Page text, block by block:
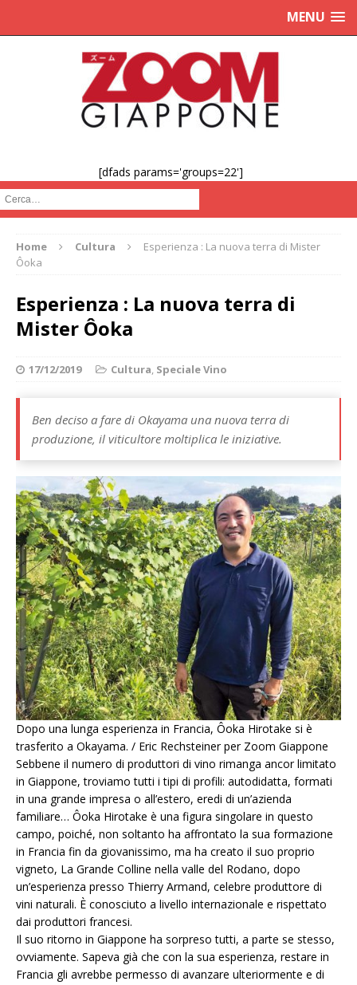
MENU
[dfads params='groups=22']
Cerca :
Home Cultura
Esperienza : La nuova terra di Mister
Ôoka
Esperienza : La nuova terra di
Mister Ôoka
17/12/2019 Cultura, Speciale Vino
Ben deciso a fare di Okayama una nuova terra di
produzione, il viticultore moltiplica le iniziative.
Dopo una lunga esperienza in Francia, Ôoka Hirotake si è
trasferito a Okayama. / Eric Rechsteiner per Zoom Giappone
Sebbene il numero di produttori di vino rimanga ancor limitato
in Giappone, troviamo tutti i tipi di profili: autodidatta, formati
in una grande impresa o all’estero, eredi di un’azienda
familiare… Ôoka Hirotake è una figura singolare in questo
campo, poiché, non soltanto ha affrontato la sua formazione
in Francia fin da giovanissimo, ma ha creato il suo proprio
vigneto, La Grande Colline nella valle del Rodano, dopo
un’esperienza presso Thierry Armand, celebre produttore di
vini naturali. È conosciuto a livello internazionale e rispettato
dai produttori francesi.
Il suo ritorno in Giappone ha sorpreso tutti, a parte se stesso,
ovviamente. Sapeva già che con la sua esperienza, restare in
Francia gli avrebbe permesso di avanzare ulteriormente e di